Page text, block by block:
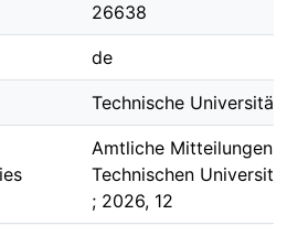
26638
de
Technische
Amtliche Mitteilungen
Technischen
; 2026, 12